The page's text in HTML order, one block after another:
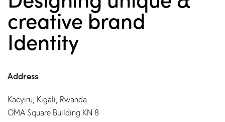
creative brand
Identity
Address
Kacyiru, Kigali, Rwanda
OMA Square Building KN 8